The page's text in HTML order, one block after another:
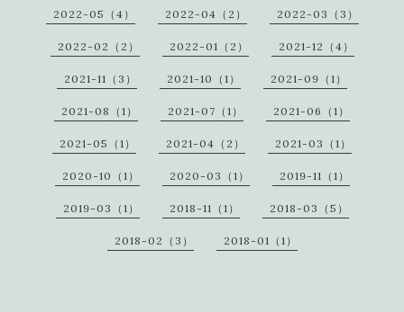
2022-05（4） 2022-04（2） 2022-03（3）
2022-02（2） 2022-01（2） 2021-12（4）
2021-11（3） 2021-10（1） 2021-09（1）
2021-08（1） 2021-07（1） 2021-06（1）
2021-05（1） 2021-04（2） 2021-03（1）
2020-10（1） 2020-03（1） 2019-11（1）
2019-03（1） 2018-11（1） 2018-03（5）
2018-02（3） 2018-01（1）